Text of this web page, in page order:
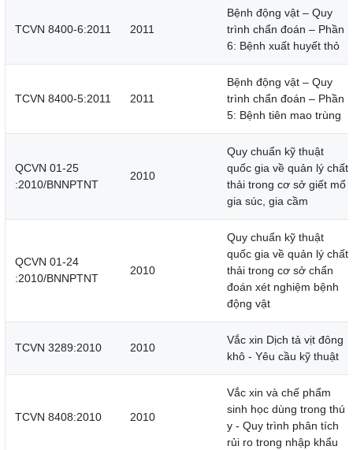
TCVN 8400-6:2011 2011
Bệnh động vật – Quy
trình chẩn đoán – Phần
6: Bệnh xuất huyết thỏ
TCVN 8400-5:2011 2011
Bệnh động vật – Quy
trình chẩn đoán – Phần
5: Bệnh tiên mao trùng
QCVN 01-25
:2010/BNNPTNT
2010
Quy chuẩn kỹ thuật
quốc gia về quản lý chất
thải trong cơ sở giết mổ
gia súc, gia cầm
QCVN 01-24
:2010/BNNPTNT
2010
Quy chuẩn kỹ thuật
quốc gia về quản lý chất
thải trong cơ sở chẩn
đoán xét nghiệm bệnh
động vật
TCVN 3289:2010 2010
Vắc xin Dịch tả vịt đông
khô - Yêu cầu kỹ thuật
TCVN 8408:2010 2010
Vắc xin và chế phẩm
sinh học dùng trong thú
y - Quy trình phân tích
rủi ro trong nhập khẩu